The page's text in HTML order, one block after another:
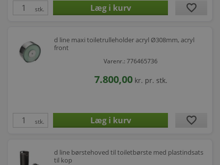
stk. favorite
d line maxi toiletrulleholder acryl Ø308mm, acryl
front
Varenr.: 776465736
7.800,00 kr. pr. stk.
stk. favorite
d line børstehoved til toiletbørste med plastindsats
til kop